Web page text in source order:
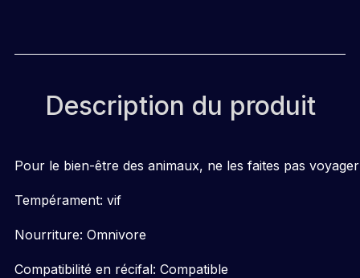
Description du produit
Pour le bien-être des animaux, ne les faites pas
Tempérament: vif
Nourriture: Omnivore
Compatibilité en récifal: Compatible